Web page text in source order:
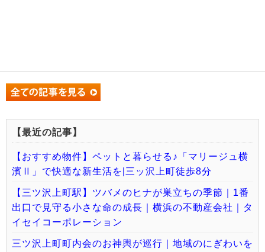
【最近の記事】
【おすすめ物件】ペットと暮らせる♪「マリージュ横
濱Ⅱ」で快適な新生活を|三ッ沢上町徒歩8分
【三ツ沢上町駅】ツバメのヒナが巣立ちの季節｜1番
出口で見守る小さな命の成長｜横浜の不動産会社｜タ
イセイコーポレーション
三ツ沢上町町内会のお神輿が巡行｜地域のにぎわいを